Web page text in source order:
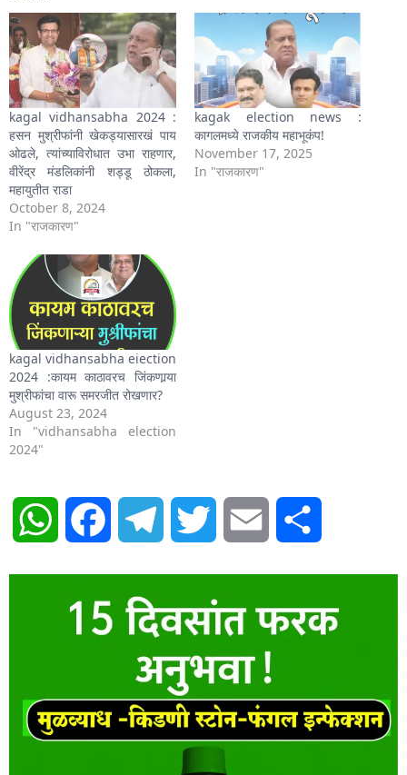
kagal vidhansabha 2024 :
हसन मुश्रीफांनी खेकड्यासारखं पाय
ओढले, त्यांच्याविरोधात उभा राहणार,
वीरेंद्र मंडलिकांनी शड्डू ठोकला,
महायुतीत राडा
October 8, 2024
In "राजकारण"
kagak election news :
कागलमध्ये राजकीय महाभूकंप!
November 17, 2025
In "राजकारण"
kagal vidhansabha eiection
2024 :कायम काठावरच जिंकणार्‍या
मुश्रीफांचा वारू समरजीत रोखणार?
August 23, 2024
In "vidhansabha election
2024"
WhatsAppFacebook Telegram Twitter Email